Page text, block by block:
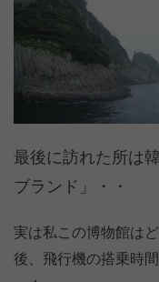
最後に訪れた所は
ブランド」・・
実は私この博物館は
後、飛行機の搭乗時